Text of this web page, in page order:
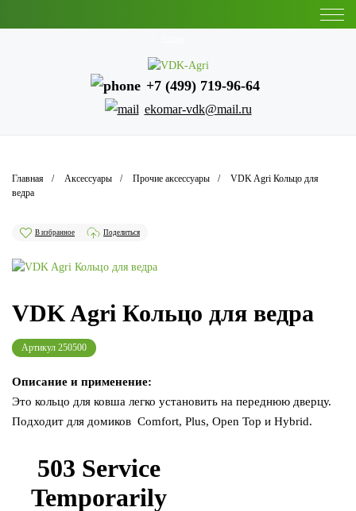
+7 (499) 719-96-64
ekomar-vdk@mail.ru
Главная Аксессуары Прочие аксессуары
VDK Agri Кольцо для
ведра
В избранное Поделиться
VDK Agri Кольцо для ведра
Артикул 250500
Описание и применение:
Это кольцо для ковша легко установить на переднюю дверцу.
Подходит для домиков Comfort, Plus, Open Top и Hybrid.